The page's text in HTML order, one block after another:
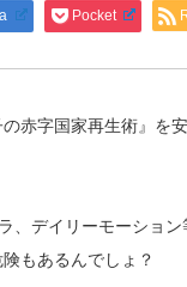
Pocket
赤字国家再生術』を
、デイリーモーショ
もあるんでしょ？